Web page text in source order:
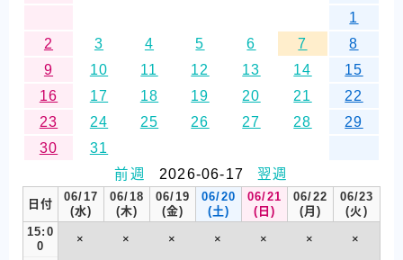
1
2
3 4 5 6 7
8
9
10 11 12 13 14
15
16
17 18 19 20 21
22
23
24 25 26 27 28
29
30
31
前週
2026-06-17 翌週
日付
06/17
(水)
06/18
(木)
06/19
(金)
06/20
(土)
06/21
(日)
06/22
(月)
06/23
(火)
15:0
0
× × × × × × ×